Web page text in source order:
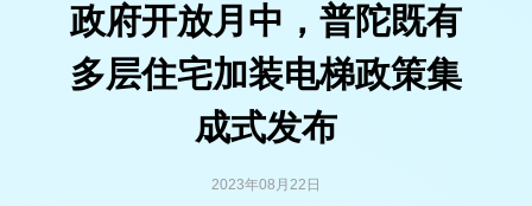
政府开放月中，普陀既有
多层住宅加装电梯政策集
成式发布
2023年08月22日